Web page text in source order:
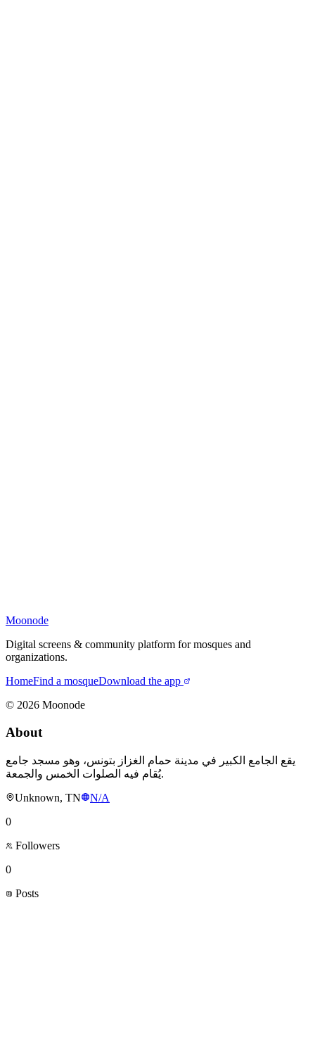
Moonode
Digital screens & community platform for mosques and
organizations.
HomeFind a mosqueDownload the app
© 2026 Moonode
About
يقع الجامع الكبير في مدينة حمام الغزاز بتونس، وهو مسجد جامع
يُقام فيه الصلوات الخمس والجمعة.
Unknown, TN
N/A
0
Followers
0
Posts